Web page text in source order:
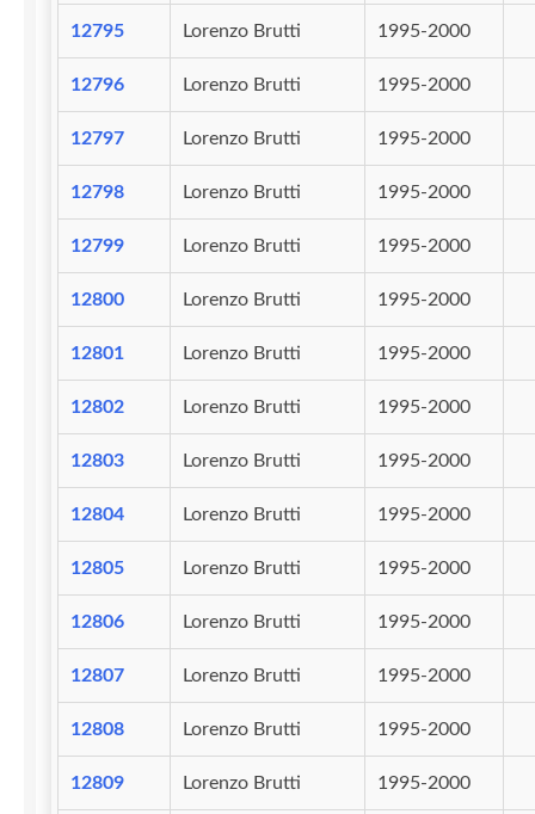
12795 Lorenzo Brutti 1995-2000
12796 Lorenzo Brutti 1995-2000
12797 Lorenzo Brutti 1995-2000
12798 Lorenzo Brutti 1995-2000
12799 Lorenzo Brutti 1995-2000
12800 Lorenzo Brutti 1995-2000
12801 Lorenzo Brutti 1995-2000
12802 Lorenzo Brutti 1995-2000
12803 Lorenzo Brutti 1995-2000
12804 Lorenzo Brutti 1995-2000
12805 Lorenzo Brutti 1995-2000
12806 Lorenzo Brutti 1995-2000
12807 Lorenzo Brutti 1995-2000
12808 Lorenzo Brutti 1995-2000
12809 Lorenzo Brutti 1995-2000